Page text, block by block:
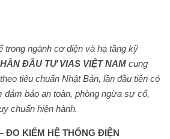
trong ngành cơ điện và hạ tầng kỹ
ĐẦU TƯ VIAS VIỆT NAM cung
theo tiêu chuẩn Nhật Bản, lần đầu tiên có
đảm bảo an toàn, phòng ngừa sự cố,
chuẩn hiện hành.
ĐO KIỂM HỆ THỐNG ĐIỆN